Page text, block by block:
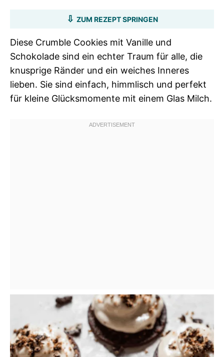
ZUM REZEPT SPRINGEN
Diese Crumble Cookies mit Vanille und
Schokolade sind ein echter Traum für alle, die
knusprige Ränder und ein weiches Inneres
lieben. Sie sind einfach, himmlisch und perfekt
für kleine Glücksmomente mit einem Glas Milch.